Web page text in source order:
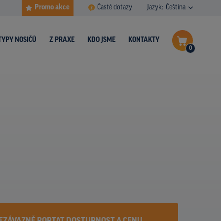
Promo akce Časté dotazy Jazyk: Čeština
0
NOSIČŮ Z PRAXE KDO JSME KONTAKTY